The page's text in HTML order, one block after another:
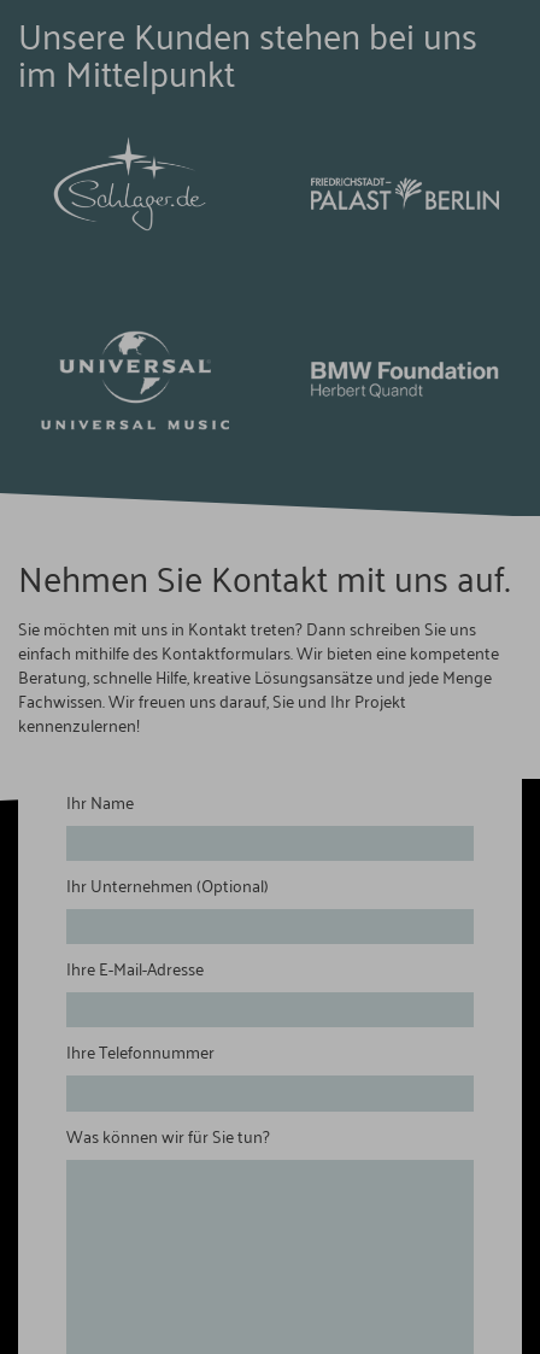
Unsere Kunden stehen bei uns
im Mittelpunkt
Nehmen Sie Kontakt mit uns auf.
Sie möchten mit uns in Kontakt treten? Dann schreiben Sie uns
einfach mithilfe des Kontaktformulars. Wir bieten eine kompetente
Beratung, schnelle Hilfe, kreative Lösungsansätze und jede Menge
Fachwissen. Wir freuen uns darauf, Sie und Ihr Projekt
kennenzulernen!
Kontakt:
Ihr Name
Ihr Unternehmen (Optional)
Ihre E-Mail-Adresse
Ihre Telefonnummer
Was können wir für Sie tun?